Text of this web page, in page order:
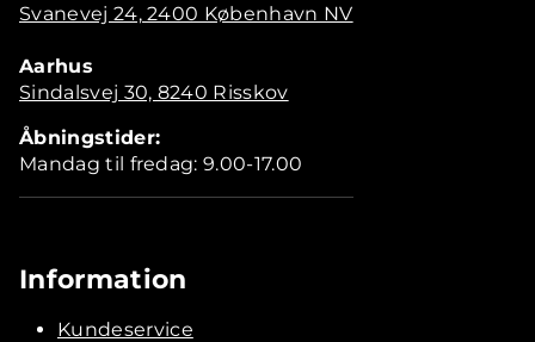
Svanevej 24, 2400 København NV
Aarhus
Sindalsvej 30, 8240 Risskov
Åbningstider:
Mandag til fredag: 9.00-17.00
Information
Kundeservice